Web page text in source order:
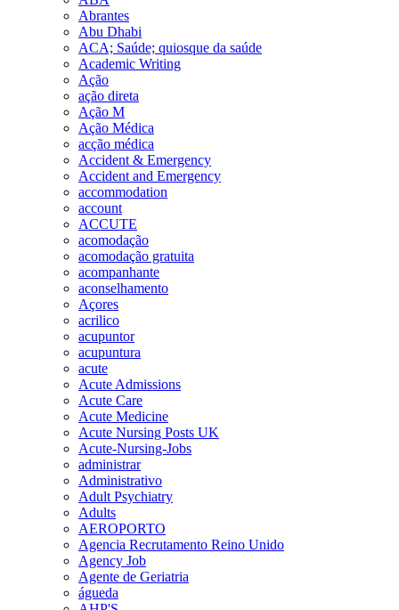
Abrantes
Abu Dhabi
ACA; Saúde; quiosque da saúde
Academic Writing
Ação
ação direta
Ação M
Ação Médica
acção médica
Accident & Emergency
Accident and Emergency
accommodation
account
ACCUTE
acomodação
acomodação gratuita
acompanhante
aconselhamento
Açores
acrilico
acupuntor
acupuntura
acute
Acute Admissions
Acute Care
Acute Medicine
Acute Nursing Posts UK
Acute-Nursing-Jobs
administrar
Administrativo
Adult Psychiatry
Adults
AEROPORTO
Agencia Recrutamento Reino Unido
Agency Job
Agente de Geriatria
águeda